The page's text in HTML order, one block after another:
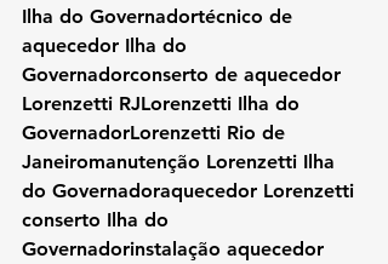
Ilha do Governadortécnico de
aquecedor Ilha do
Governadorconserto de aquecedor
Lorenzetti RJLorenzetti Ilha do
GovernadorLorenzetti Rio de
Janeiromanutenção Lorenzetti Ilha
do Governadoraquecedor Lorenzetti
conserto Ilha do
Governadorinstalação aquecedor